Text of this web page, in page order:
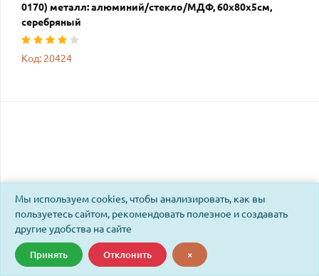
0170) металл: алюминий/стекло/МДФ, 60х80х5см,
серебряный
Код: 20424
Мы используем cookies, чтобы анализировать, как вы
пользуетесь сайтом, рекомендовать полезное и создавать
другие удобства на сайте
Принять Отклонить ×